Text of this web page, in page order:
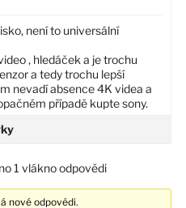
není to universální
, hledáček a je trochu
a tedy trochu lepší
nevadí absence 4K videa a
případě kupte sony.
1 vlákno odpovědi
nové odpovědi.